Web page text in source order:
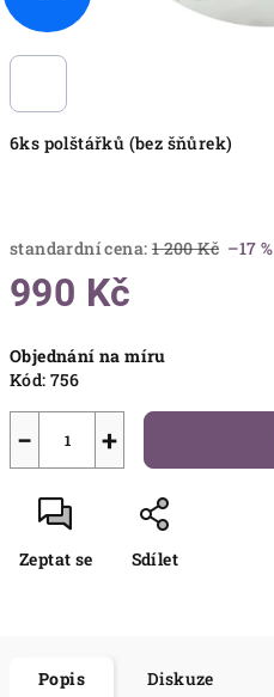
6ks polštářků (bez šňůrek)
standardní cena: 1 200 Kč –17 %
990 Kč
cena:
Objednání na míru
Kód: 756
+
−
Zeptat se Sdílet
Popis Diskuze